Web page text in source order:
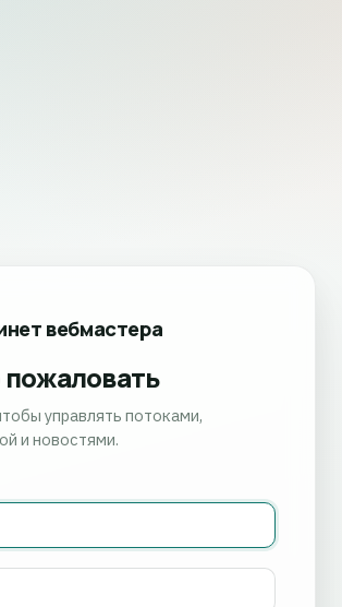
вебмастера
управлять потоками,
и новостями.